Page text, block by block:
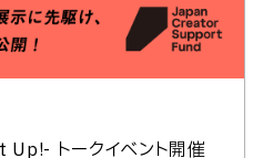
トークイベント開催